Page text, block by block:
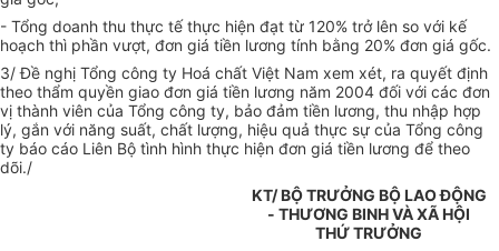
- Tổng doanh thu thực tế thực hiện đạt từ 120% trở lên so với kế
hoạch thì phần vượt, đơn giá tiền lương tính bằng 20% đơn giá gốc.
3/ Đề nghị Tổng công ty Hoá chất Việt Nam xem xét, ra quyết định
theo thẩm quyền giao đơn giá tiền lương năm 2004 đối với các đơn
vị thành viên của Tổng công ty, bảo đảm tiền lương, thu nhập hợp
lý, gắn với năng suất, chất lượng, hiệu quả thực sự của Tổng công
ty báo cáo Liên Bộ tình hình thực hiện đơn giá tiền lương để theo
dõi./
KT/ BỘ TRƯỞNG BỘ LAO ĐỘNG
- THƯƠNG BINH VÀ XÃ HỘI
THỨ TRƯỞNG